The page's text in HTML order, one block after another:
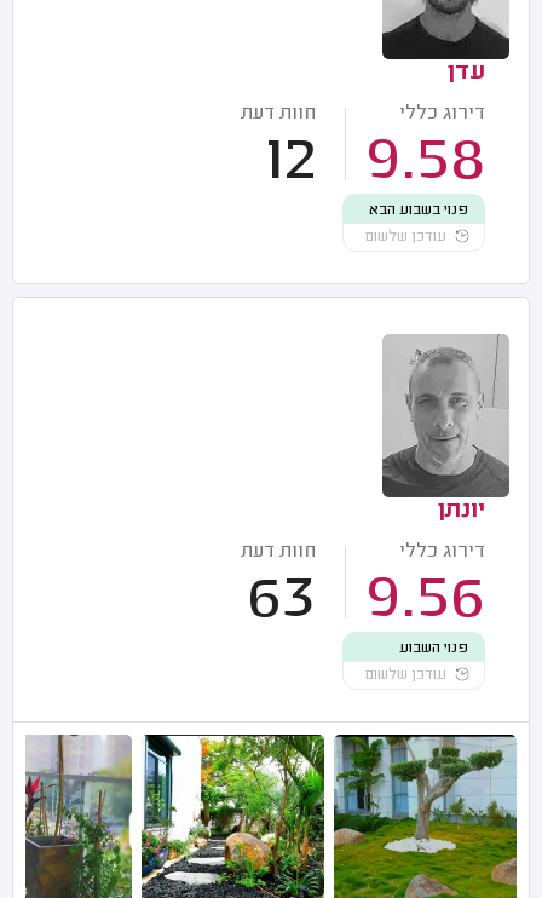
עדן
דירוג כללי
9.58
חוות דעת
12
פנוי בשבוע הבא
עודכן שלשום
יונתן
דירוג כללי
9.56
חוות דעת
63
פנוי השבוע
עודכן שלשום